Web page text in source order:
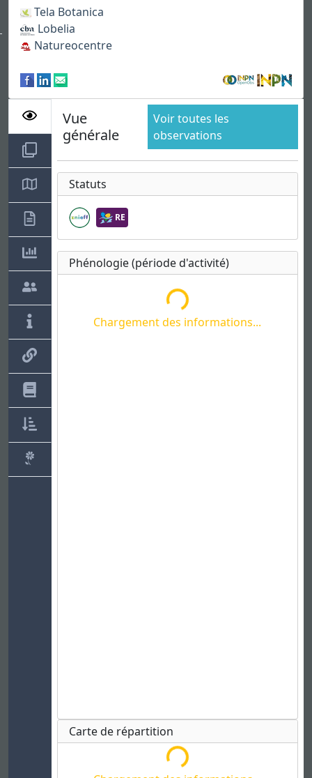
Tela Botanica
Lobelia
Natureocentre
Vue
générale
Voir toutes les
observations
Statuts
RE
Phénologie (période d'activité)
Chargement des informations...
Chargement des informations...
Carte de répartition
Chargement des informations...